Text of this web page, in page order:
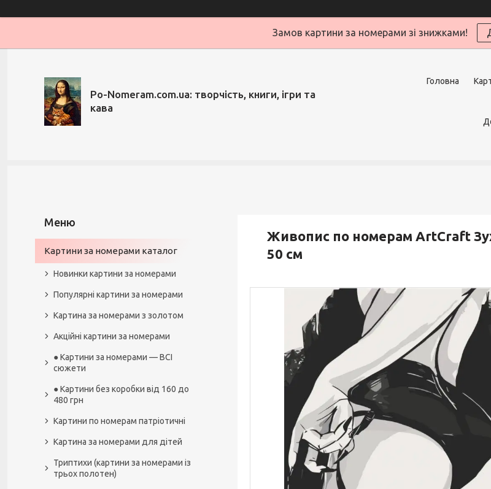
Замов картини за номерами зі знижками!
Po-Nomeram.com.ua: творчість, книги, ігри та
кава
Головна
Живопис по номерам ArtCraft
50 см
Картини за номерами каталог
Новинки картини за номерами
Популярні картини за номерами
Картина за номерами з золотом
Акційні картини за номерами
● Картини за номерами — ВСІ
сюжети
● Картини без коробки від 160 до
480 грн
Картини по номерам патріотичні
Картина за номерами для дітей
Триптихи (картини за номерами із
трьох полотен)